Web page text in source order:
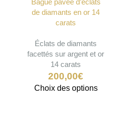
Bague pavée d’éclats
de diamants en or 14
carats
Éclats de diamants
facettés sur argent et or
14 carats
200,00€
Choix des optionsCe